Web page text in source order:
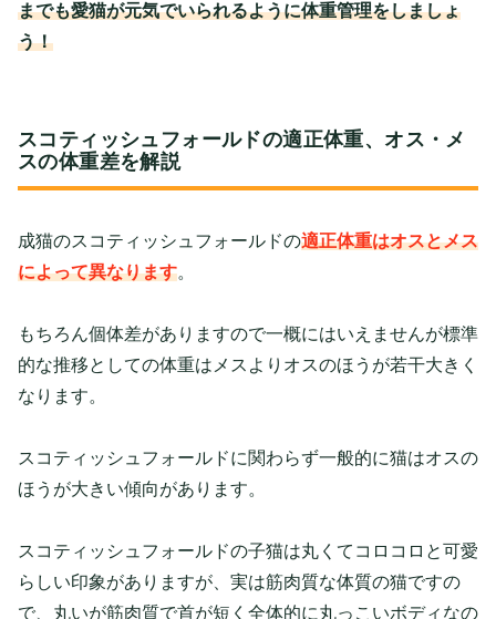
までも愛猫が元気でいられるように体重管理をしましょ
う！
スコティッシュフォールドの適正体重、オス・メ
スの体重差を解説
成猫のスコティッシュフォールドの適正体重はオスとメス
によって異なります。
もちろん個体差がありますので一概にはいえませんが標準
的な推移としての体重はメスよりオスのほうが若干大きく
なります。
スコティッシュフォールドに関わらず一般的に猫はオスの
ほうが大きい傾向があります。
スコティッシュフォールドの子猫は丸くてコロコロと可愛
らしい印象がありますが、実は筋肉質な体質の猫ですの
で、丸いが筋肉質で首が短く全体的に丸っこいボディなの